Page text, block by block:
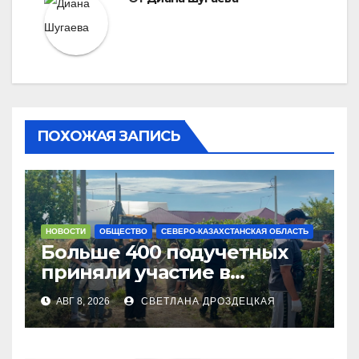
ПОХОЖАЯ ЗАПИСЬ
НОВОСТИ ОБЩЕСТВО СЕВЕРО-КАЗАХСТАНСКАЯ ОБЛАСТЬ
Больше 400 подучетных
приняли участие в
экоакции в СКО
АВГ 8, 2026 СВЕТЛАНА ДРОЗДЕЦКАЯ